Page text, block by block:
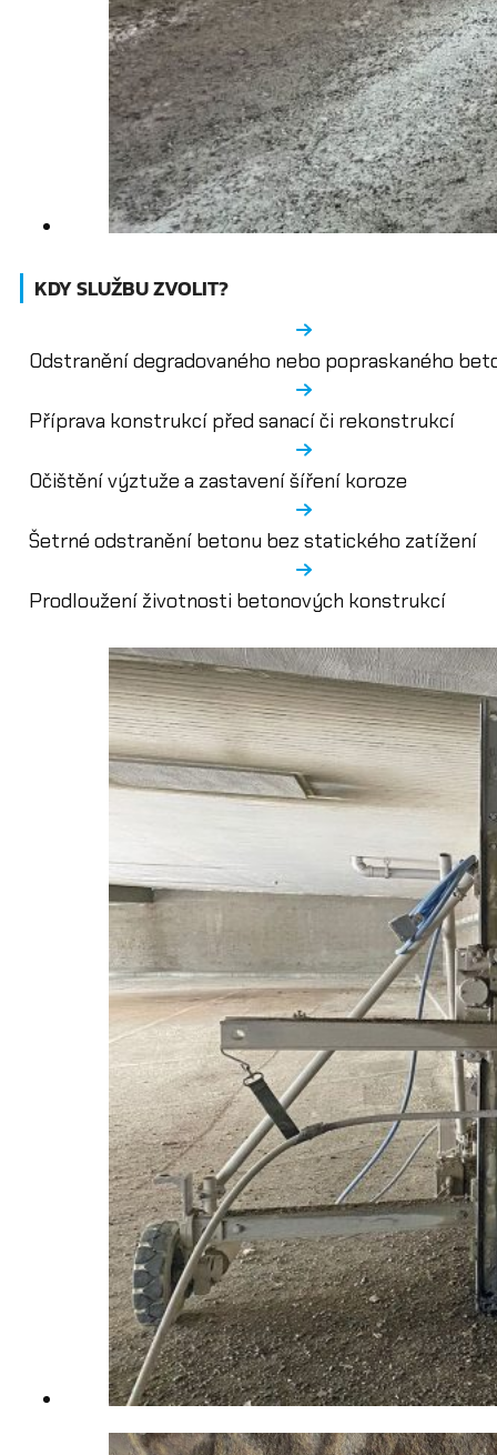
KDY SLUŽBU ZVOLIT?
Odstranění degradovaného nebo popraskaného
Příprava konstrukcí před sanací či rekonstrukcí
Očištění výztuže a zastavení šíření koroze
Šetrné odstranění betonu bez statického zatížení
Prodloužení životnosti betonových konstrukcí